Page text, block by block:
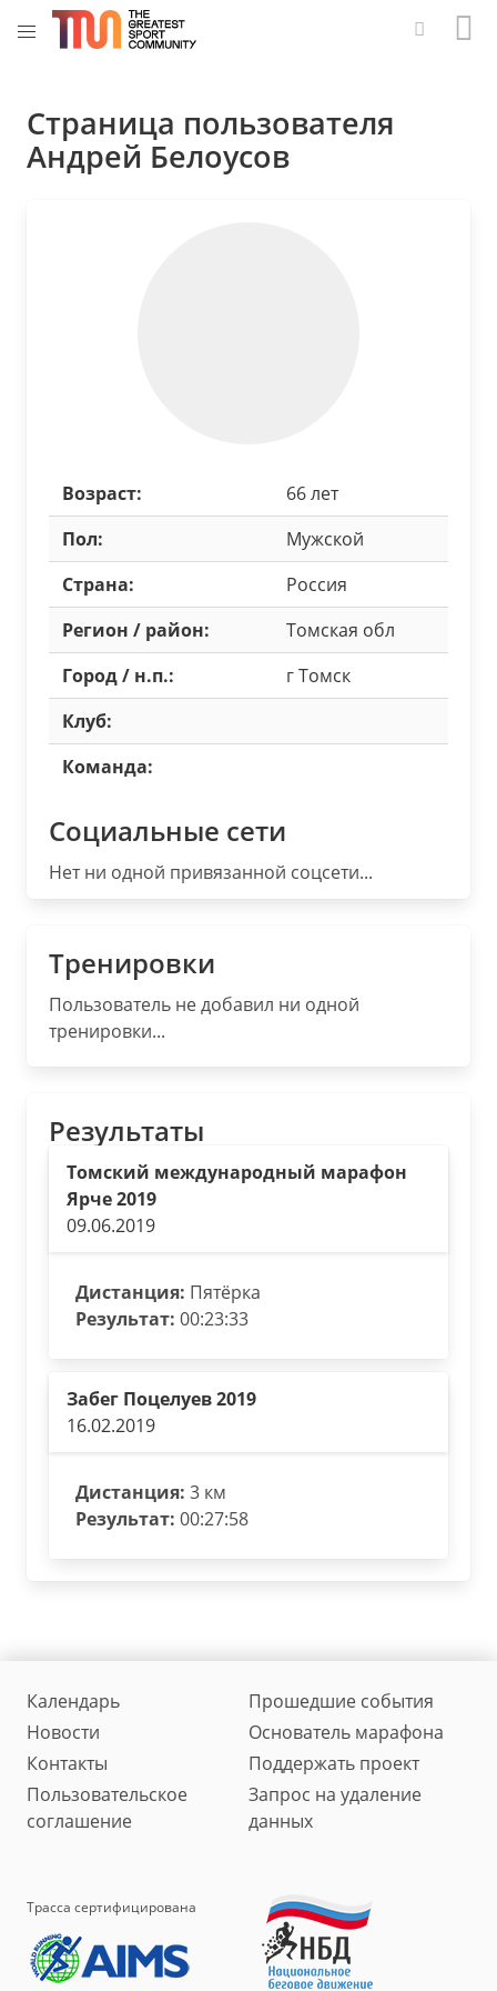
Страница пользователя
Андрей Белоусов
Возраст:
66 лет
Пол:
Мужской
Страна:
Россия
Регион / район:
Томская обл
Город / н.п.:
г Томск
Клуб:
Команда:
Социальные сети
Нет ни одной привязанной соцсети...
Тренировки
Пользователь не добавил ни одной
тренировки...
Результаты
Томский международный марафон
Ярче 2019
09.06.2019
Дистанция: Пятёрка
Результат: 00:23:33
Забег Поцелуев 2019
16.02.2019
Дистанция: 3 км
Результат: 00:27:58
Календарь
Прошедшие события
Новости
Основатель марафона
Контакты
Поддержать проект
Пользовательское
соглашение
Запрос на удаление
данных
Трасса сертифицирована